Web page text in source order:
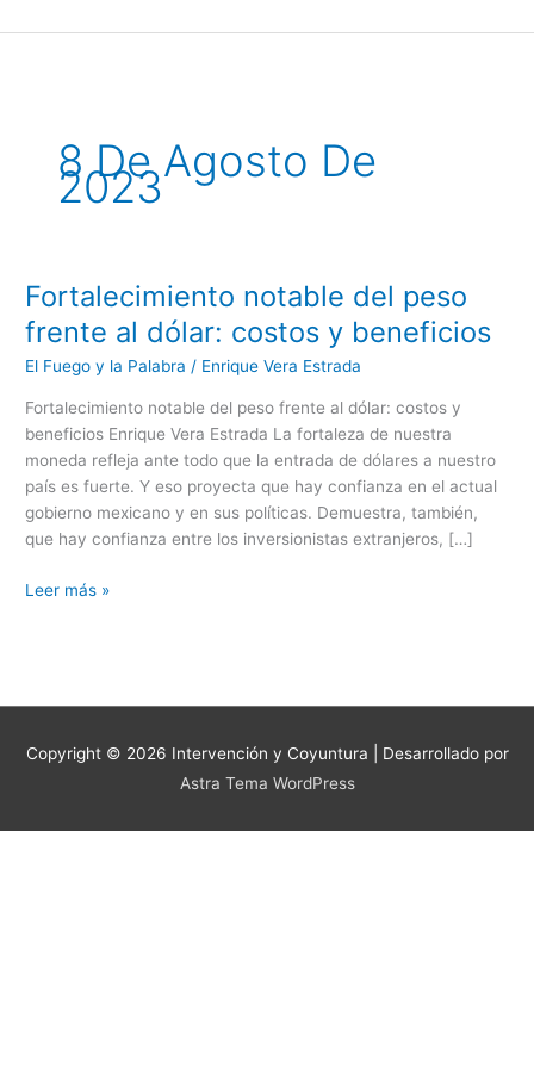
al
8 De Agosto De
2023
Fortalecimiento notable del peso
frente al dólar: costos y beneficios
El Fuego y la Palabra / Enrique Vera Estrada
Fortalecimiento notable del peso frente al dólar: costos y
beneficios Enrique Vera Estrada La fortaleza de nuestra
moneda refleja ante todo que la entrada de dólares a nuestro
país es fuerte. Y eso proyecta que hay confianza en el actual
gobierno mexicano y en sus políticas. Demuestra, también,
que hay confianza entre los inversionistas extranjeros, […]
Fortalecimiento
notable
del
peso
y
beneficios
Leer más »
Copyright © 2026 Intervención y Coyuntura | Desarrollado por
Astra Tema WordPress